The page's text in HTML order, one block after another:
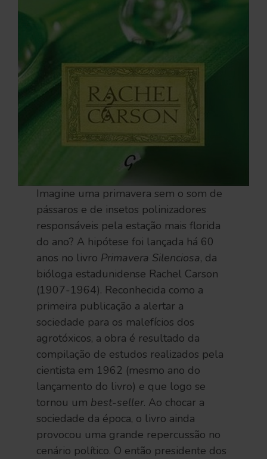
Imagine uma primavera sem o som de
pássaros e de insetos polinizadores
responsáveis pela estação mais florida
do ano? A hipótese foi lançada há 60
anos no livro Primavera Silenciosa, da
bióloga estadunidense Rachel Carson
(1907-1964). Reconhecida como a
primeira publicação a alertar a
sociedade para os malefícios dos
agrotóxicos, a obra é resultado da
compilação de estudos realizados pela
cientista em 1962 (mesmo ano do
lançamento do livro) e que logo se
tornou um best-seller. Ao chocar a
sociedade da época, o livro ainda
provocou uma grande repercussão no
cenário político. O então presidente dos